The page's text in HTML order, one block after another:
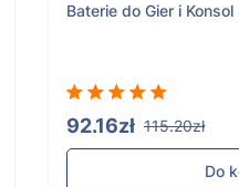
Baterie do Gier i
92.16zł 115.20zł
Do